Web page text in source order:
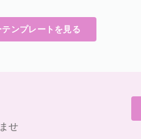
ンプレートを見る
せ